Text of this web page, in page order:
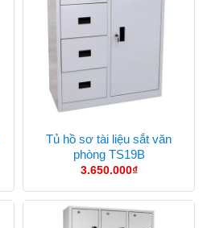
Tủ hồ sơ tài liệu sắt văn
phòng TS19B
3.650.000₫